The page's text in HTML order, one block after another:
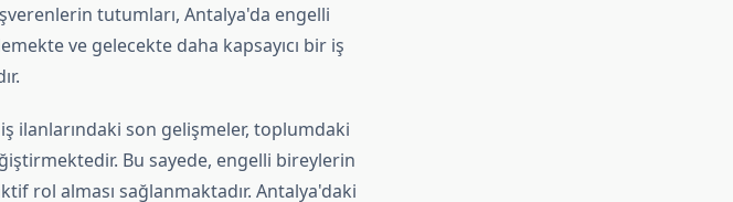
tutumları, Antalya'da engelli
ve gelecekte daha kapsayıcı bir iş
ilanlarındaki son gelişmeler, toplumdaki
Bu sayede, engelli bireylerin
rol alması sağlanmaktadır. Antalya'daki